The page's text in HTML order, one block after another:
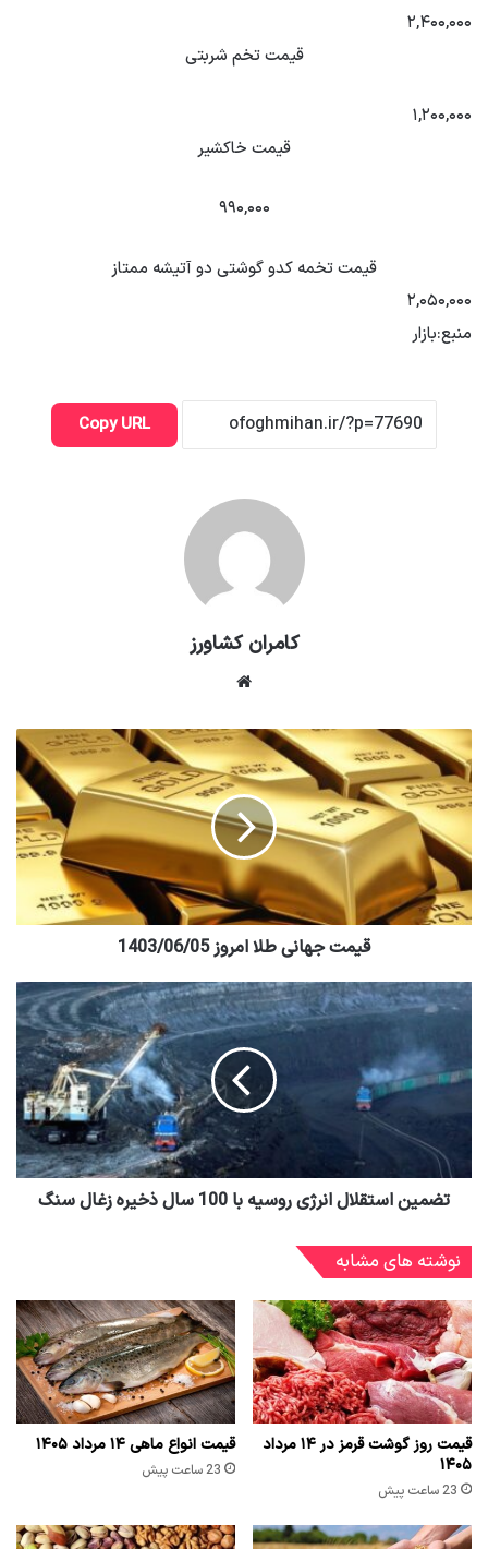
۲,۴۰۰,۰۰۰
قیمت تخم شربتی
۱,۲۰۰,۰۰۰
قیمت خاکشیر
۹۹۰,۰۰۰
قیمت تخمه کدو گوشتی دو آتیشه ممتاز
۲,۰۵۰,۰۰۰
منبع:بازار
Copy URL
کامران کشاورز
قیمت جهانی طلا امروز 1403/06/05
تضمین استقلال انرژی روسیه با 100 سال ذخیره زغال سنگ
نوشته های مشابه
قیمت روز گوشت قرمز در ۱۴ مرداد
۱۴۰۵
23 ساعت پیش
قیمت انواع ماهی ۱۴ مرداد ۱۴۰۵
23 ساعت پیش